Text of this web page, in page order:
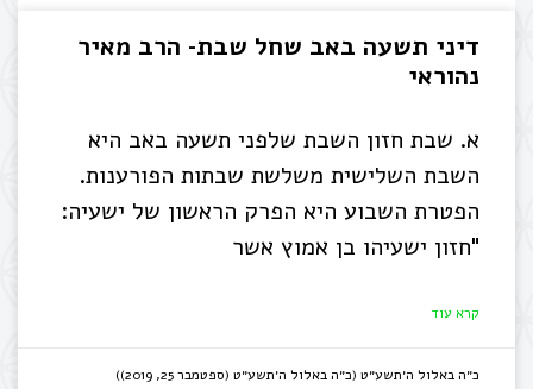
דיני תשעה באב שחל שבת- הרב מאיר
נהוראי
א. שבת חזון השבת שלפני תשעה באב היא
השבת השלישית משלשת שבתות הפורענות.
הפטרת השבוע היא הפרק הראשון של ישעיה:
"חזון ישעיהו בן אמוץ אשר
קרא עוד
כ״ה באלול ה׳תשע״ט (כ״ה באלול ה׳תשע״ט (ספטמבר 25, 2019))